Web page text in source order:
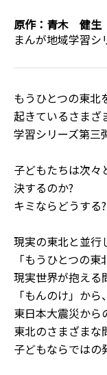
原作： 青木 健生
まんが地域学習シ
もうひとつの東北
起きているさまざ
学習シリーズ第三
子どもたちは次々
決するのか?
キミならどうする?
現実の東北と並行
「もうひとつの
現実世界が抱える
「もんのけ」か
東日本大震災から
東北のさまざまな
子どもならではの